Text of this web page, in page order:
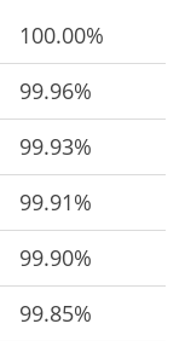
100.00%
99.96%
99.93%
99.91%
99.90%
99.85%